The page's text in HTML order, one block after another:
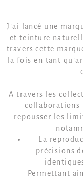
J’ai lancé une
et teinture
travers cette
la fois en tant
A travers les
collaborations
repousser les
La
précisions
Permettant